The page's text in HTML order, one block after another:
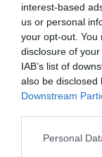
interest-based
us or personal
your opt-out. You
disclosure of
IAB’s list of
also be disclosed
Downstream
Personal
Kas ir